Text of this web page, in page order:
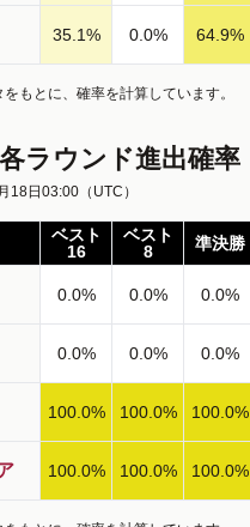
35.1% 0.0% 64.9%
もとに、確率を計算しています。
ラウンド進出確率
18日03:00 （UTC）
ベスト
16
ベスト
8
準決勝
0.0% 0.0% 0.0%
0.0% 0.0% 0.0%
100.0% 100.0% 100.0%
100.0% 100.0% 100.0%